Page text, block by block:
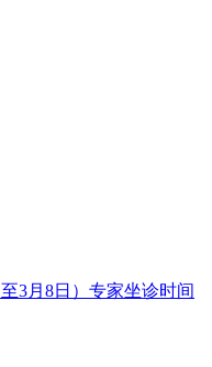
3月8日）专家坐诊时间